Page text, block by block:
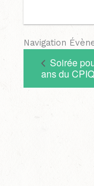
Navigation
Soirée
ans du CPIQ